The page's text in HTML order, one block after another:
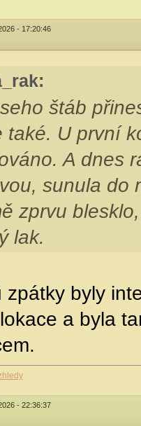
- 17:20:46
:
štáb
také. U první
A dnes
sunula do
zprvu
lak.
zpátky byly
a byla
- 22:36:37